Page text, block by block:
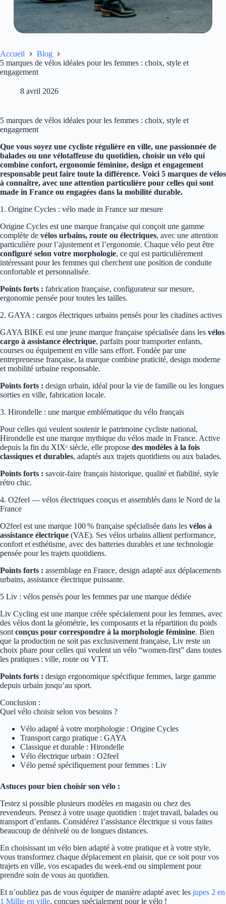
Accueil
Blog
5 marques de vélos idéales pour les femmes : choix, style et
engagement
8 avril 2026
5 marques de vélos idéales pour les femmes : choix, style et
engagement
Que vous soyez une cycliste régulière en ville, une passionnée de
balades ou une vélotaffeuse du quotidien, choisir un vélo qui
combine confort, ergonomie féminine, design et engagement
responsable peut faire toute la différence. Voici 5 marques de vélos
à connaître, avec une attention particulière pour celles qui sont
made in France ou engagées dans la mobilité durable.
1. Origine Cycles : vélo made in France sur mesure
Origine Cycles est une marque française qui conçoit une gamme
complète de vélos urbains, route ou électriques, avec une attention
particulière pour l’ajustement et l’ergonomie. Chaque vélo peut être
configuré selon votre morphologie, ce qui est particulièrement
intéressant pour les femmes qui cherchent une position de conduite
confortable et personnalisée.
Points forts : fabrication française, configurateur sur mesure,
ergonomie pensée pour toutes les tailles.
2. GAYA : cargos électriques urbains pensés pour les citadines actives
GAYA BIKE est une jeune marque française spécialisée dans les vélos
cargo à assistance électrique, parfaits pour transporter enfants,
courses ou équipement en ville sans effort. Fondée par une
entrepreneuse française, la marque combine praticité, design moderne
et mobilité urbaine responsable.
Points forts : design urbain, idéal pour la vie de famille ou les longues
sorties en ville, fabrication locale.
3. Hirondelle : une marque emblématique du vélo français
Pour celles qui veulent soutenir le patrimoine cycliste national,
Hirondelle est une marque mythique du vélos made in France. Active
depuis la fin du XIXᵉ siècle, elle propose des modèles à la fois
classiques et durables, adaptés aux trajets quotidiens ou aux balades.
Points forts : savoir‑faire français historique, qualité et fiabilité, style
rétro chic.
4. O2feel — vélos électriques conçus et assemblés dans le Nord de la
France
O2feel est une marque 100 % française spécialisée dans les vélos à
assistance électrique (VAE). Ses vélos urbains allient performance,
confort et esthétisme, avec des batteries durables et une technologie
pensée pour les trajets quotidiens.
Points forts : assemblage en France, design adapté aux déplacements
urbains, assistance électrique puissante.
5 Liv : vélos pensés pour les femmes par une marque dédiée
Liv Cycling est une marque créée spécialement pour les femmes, avec
des vélos dont la géométrie, les composants et la répartition du poids
sont conçus pour correspondre à la morphologie féminine. Bien
que la production ne soit pas exclusivement française, Liv reste un
choix phare pour celles qui veulent un vélo “women‑first” dans toutes
les pratiques : ville, route ou VTT.
Points forts : design ergonomique spécifique femmes, large gamme
depuis urbain jusqu’au sport.
Conclusion :
Quel vélo choisir selon vos besoins ?
Vélo adapté à votre morphologie : Origine Cycles
Transport cargo pratique : GAYA
Classique et durable : Hirondelle
Vélo électrique urbain : O2feel
Vélo pensé spécifiquement pour femmes : Liv
Astuces pour bien choisir son vélo :
Testez si possible plusieurs modèles en magasin ou chez des
revendeurs. Pensez à votre usage quotidien : trajet travail, balades ou
transport d’enfants. Considérez l’assistance électrique si vous faites
beaucoup de dénivelé ou de longues distances.
En choisissant un vélo bien adapté à votre pratique et à votre style,
vous transformez chaque déplacement en plaisir, que ce soit pour vos
trajets en ville, vos escapades du week‑end ou simplement pour
prendre soin de vous au quotidien.
Et n’oubliez pas de vous équiper de manière adapté avec les jupes 2 en
1 Millie en ville, conçues spécialement pour le vélo !